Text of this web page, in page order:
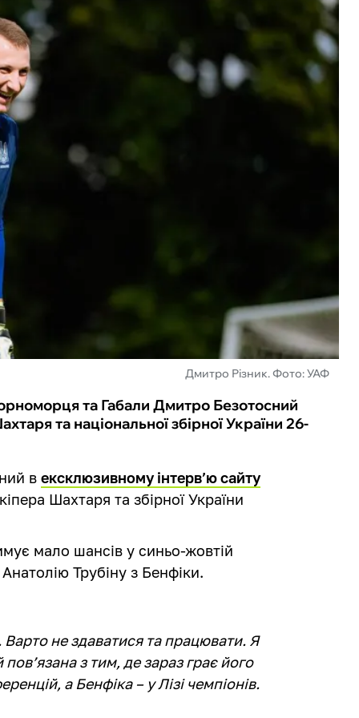
Дмитро Різник. Фото: УАФ
та Габали Дмитро Безотосний
та національної збірної України 26-
вексклюзивному інтерв’ю сайту
Шахтаря та збірної України
мало шансів у синьо-жовтій
Трубіну з Бенфіки.
не здаватися та працювати. Я
з тим, де зараз грає його
а Бенфіка – у Лізі чемпіонів.